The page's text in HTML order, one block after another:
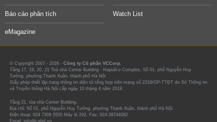
Báo cáo phân tích Watch List
eMagazine
© Copyright 2007 - 2026 - Công ty Cổ phần VCCorp.
Tầng 17, 19, 20, 21 Toà nhà Center Building - Hapulico Complex, Số 01, phố Nguyễn Huy
Tưởng, phường Thanh Xuân, thành phố Hà Nội
Giấy phép thiết lập trang thông tin điện tử tổng hợp trên mạng số 2216/GP-TTĐT do Sở Thông tin
và Truyền thông Hà Nội cấp ngày 10 tháng 4 năm 2019.
Tầng 21, tòa nhà Center Building.
Địa chỉ: Số 01, phố Nguyễn Huy Tưởng, phường Thanh Xuân, thành phố Hà Nội
Điện thoại: 024 7309 5555 Máy lẻ 292. Fax: 024-39744082
Email: info@cafef.vn